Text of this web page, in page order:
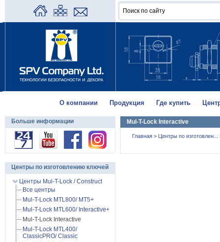
О компании Продукция Где купить
Mul-T-Lock Interactive
Главная > Центры по изготовлен...
Больше информации
Центры по изготовлению ключей
Центры Mul-T-Lock / Construct
Все центры
Mul-T-Lock MTL800/ MT5+
Mul-T-Lock MTL600/ Interactive+
Mul-T-Lock Interactive
Mul-T-Lock MTL400/
ClassicPRO/ Classic